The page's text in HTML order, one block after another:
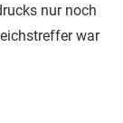
nur noch
war